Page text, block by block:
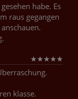
habe. Es
raus gegangen
★★★★★
klasse.